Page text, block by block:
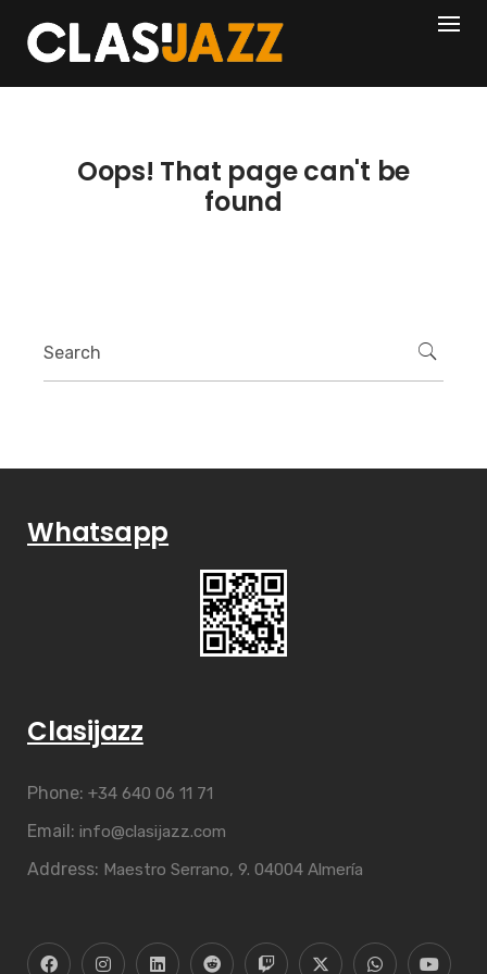
content
404
Oops! That page can't be
found
Whatsapp
Clasijazz
Phone: +34 640 06 11 71
Email: info@clasijazz.com
Address: Maestro Serrano, 9. 04004 Almería